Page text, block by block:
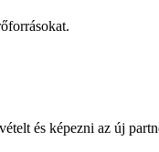
és képezni az új